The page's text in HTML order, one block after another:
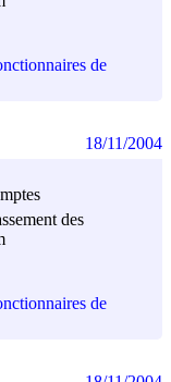
de
des
de
18/11/2004